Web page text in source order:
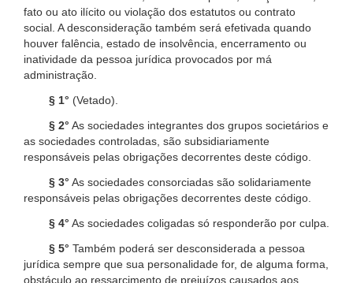
fato ou ato ilícito ou violação dos estatutos ou contrato
social. A desconsideração também será efetivada quando
houver falência, estado de insolvência, encerramento ou
inatividade da pessoa jurídica provocados por má
administração.
§ 1° (Vetado).
§ 2° As sociedades integrantes dos grupos societários e
as sociedades controladas, são subsidiariamente
responsáveis pelas obrigações decorrentes deste código.
§ 3° As sociedades consorciadas são solidariamente
responsáveis pelas obrigações decorrentes deste código.
§ 4° As sociedades coligadas só responderão por culpa.
§ 5° Também poderá ser desconsiderada a pessoa
jurídica sempre que sua personalidade for, de alguma forma,
obstáculo ao ressarcimento de prejuízos causados aos